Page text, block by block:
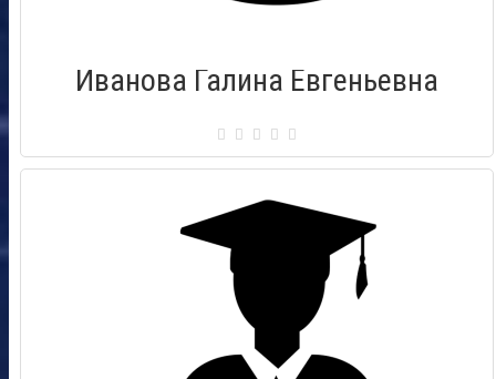
Иванова Галина Евгеньевна
Сертификат: 000299
Город: Псков